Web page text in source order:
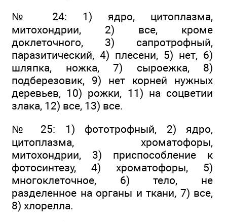
№ 24: 1) ядро, цитоплазма,
митохондрии, 2) все, кроме
доклеточного, 3) сапротрофный,
паразитический, 4) плесени, 5) нет, 6)
шляпка, ножка, 7) сыроежка, 8)
подберезовик, 9) нет корней нужных
деревьев, 10) рожки, 11) на соцветии
злака, 12) все, 13) все.
№ 25: 1) фототрофный, 2) ядро,
цитоплазма, хроматофоры,
митохондрии, 3) приспособление к
фотосинтезу, 4) хроматофоры, 5)
многоклеточное, 6) тело, не
разделенное на органы и ткани, 7) все,
8) хлорелла.